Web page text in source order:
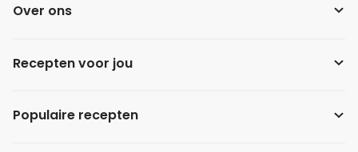
Over ons
Recepten voor jou
Populaire recepten